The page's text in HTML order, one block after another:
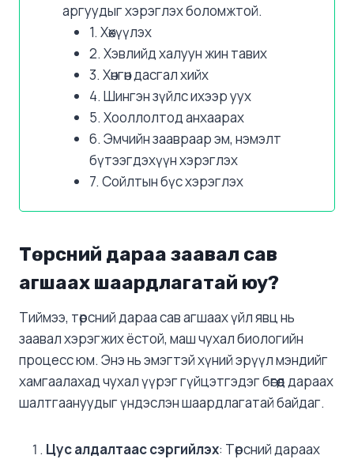
аргуудыг хэрэглэх боломжтой.
1. Хөхүүлэх
2. Хэвлийд халуун жин тавих
3. Хөнгөн дасгал хийх
4. Шингэн зүйлс ихээр уух
5. Хооллолтод анхаарах
6. Эмчийн заавраар эм, нэмэлт
бүтээгдэхүүн хэрэглэх
7. Сойлтын бүс хэрэглэх
Төрсний дараа заавал сав
агшаах шаардлагатай юу?
Тиймээ, төрсний дараа сав агшаах үйл явц нь
заавал хэрэгжих ёстой, маш чухал биологийн
процесс юм. Энэ нь эмэгтэй хүний эрүүл мэндийг
хамгаалахад чухал үүрэг гүйцэтгэдэг бөгөөд дараах
шалтгаануудыг үндэслэн шаардлагатай байдаг.
Цус алдалтаас сэргийлэх: Төрсний дараах